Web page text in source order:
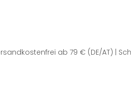
ab 79 € (DE/AT) |